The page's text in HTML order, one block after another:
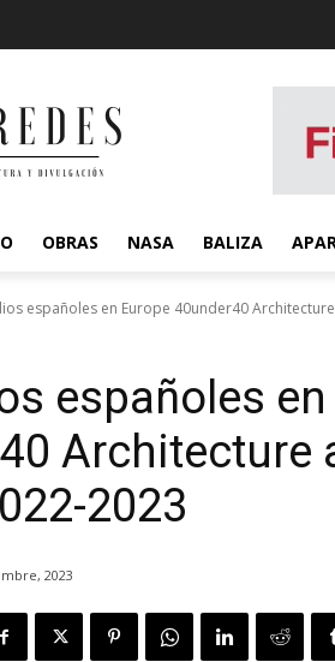
OBRAS NASA BALIZA
españoles en Europe 40under40
españoles en
Architecture
2023
2023